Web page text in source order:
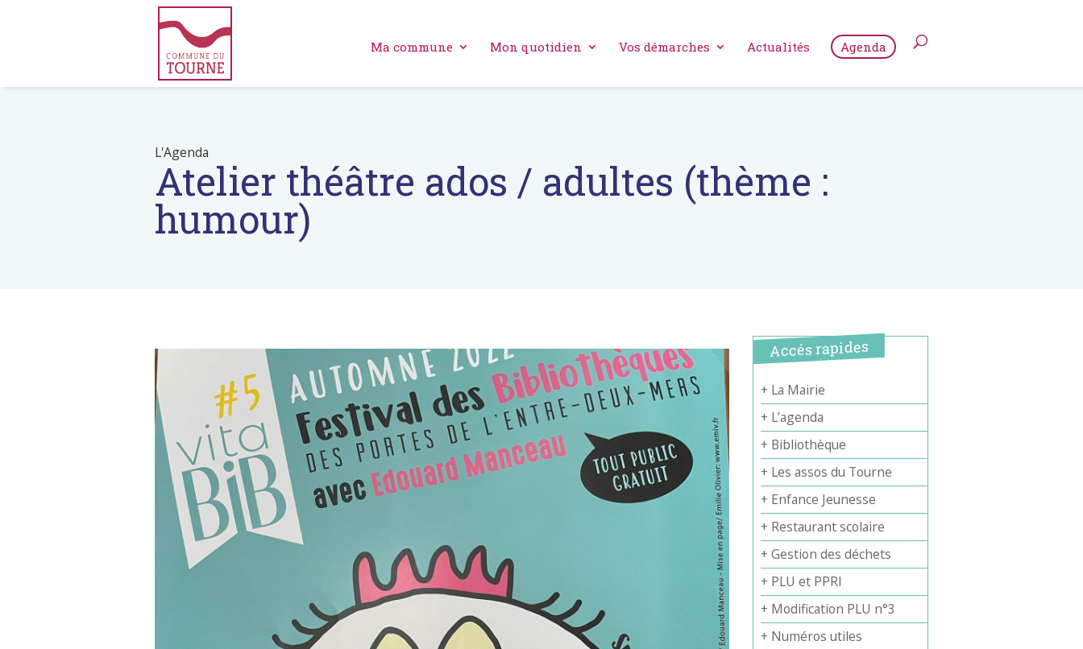
Ma commune Mon quotidien Vos démarches Actualités Agenda
L'Agenda
Atelier théâtre ados / adultes (thème :
humour)
Accés rapides
+ La Mairie
+ L’agenda
+ Bibliothèque
+ Les assos du Tourne
+ Enfance Jeunesse
+ Restaurant scolaire
+ Gestion des déchets
+ PLU et PPRI
+ Modification PLU n°3
+ Numéros utiles